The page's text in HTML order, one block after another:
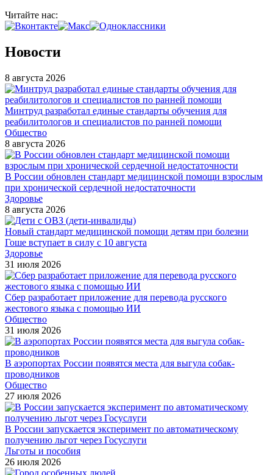
Читайте нас:
Новости
8 августа 2026
Минтруд разработал единые стандарты обучения для
реабилитологов и специалистов по ранней помощи
Общество
8 августа 2026
В России обновлен стандарт медицинской помощи взрослым
при хронической сердечной недостаточности
Здоровье
8 августа 2026
Новый стандарт медицинской помощи детям при болезни
Гоше вступает в силу с 10 августа
Здоровье
31 июля 2026
Сбер разработает приложение для перевода русского
жестового языка с помощью ИИ
Общество
31 июля 2026
В аэропортах России появятся места для выгула собак-
проводников
Общество
27 июля 2026
В России запускается эксперимент по автоматическому
получению льгот через Госуслуги
Льготы и пособия
26 июля 2026